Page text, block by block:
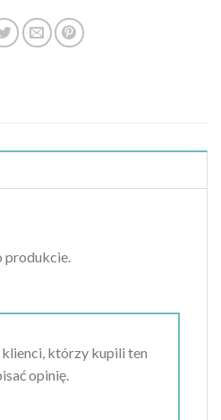
produkcie.
którzy kupili ten
opinię.